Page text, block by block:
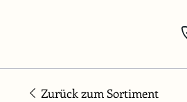
Zurück zum Sortiment